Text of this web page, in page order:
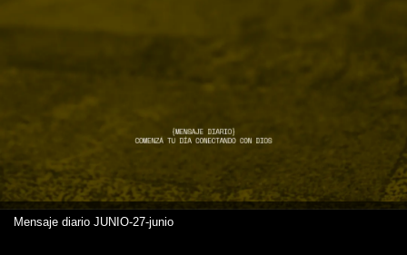
Mensaje diario JUNIO-27-junio